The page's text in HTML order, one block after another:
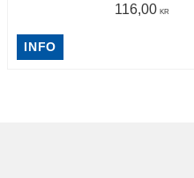
116,00 KR
INFO